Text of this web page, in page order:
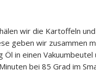
wir die Kartoffeln
geben wir zusammen
Öl in einen Vakuumbeutel
bei 85 Grad im